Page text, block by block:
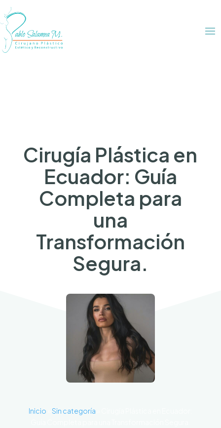
Cirugía Plástica en
Ecuador: Guía
Completa para
una
Transformación
Segura.
Inicio »Sin categoría